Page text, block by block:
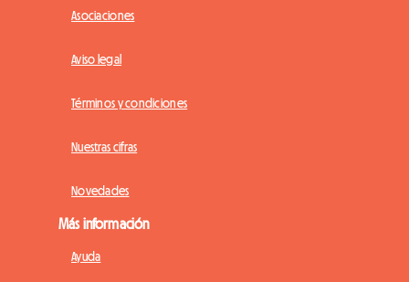
Asociaciones
Aviso legal
Términos y condiciones
Nuestras cifras
Novedades
Más información
Ayuda